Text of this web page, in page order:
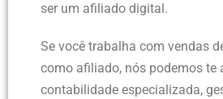
ser um afiliado digital.
Se você trabalha com vendas
como afiliado, nós podemos te
contabilidade especializada,